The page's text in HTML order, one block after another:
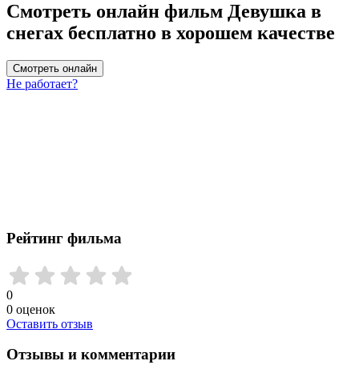
Смотреть онлайн фильм Девушка в
снегах бесплатно в хорошем качестве
Смотреть онлайн
Не работает?
Рейтинг фильма
0
0 оценок
Оставить отзыв
Отзывы и комментарии